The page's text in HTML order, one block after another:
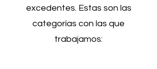
excedentes. Estas son las
categorías con las que
trabajamos: